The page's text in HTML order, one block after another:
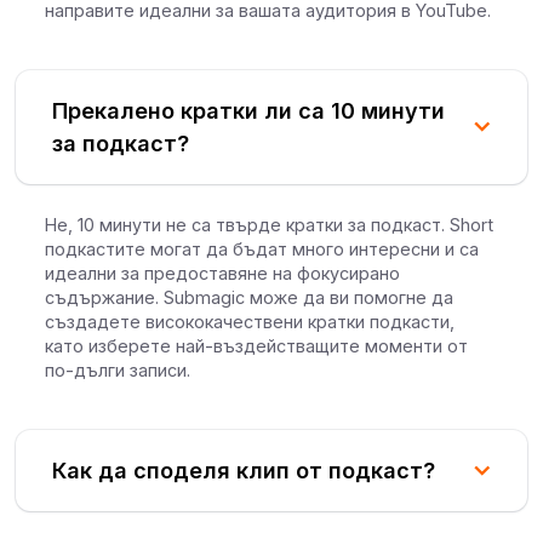
направите идеални за вашата аудитория в YouTube.
Прекалено кратки ли са 10 минути
за подкаст?
Не, 10 минути не са твърде кратки за подкаст. Short
подкастите могат да бъдат много интересни и са
идеални за предоставяне на фокусирано
съдържание. Submagic може да ви помогне да
създадете висококачествени кратки подкасти,
като изберете най-въздействащите моменти от
по-дълги записи.
Как да споделя клип от подкаст?